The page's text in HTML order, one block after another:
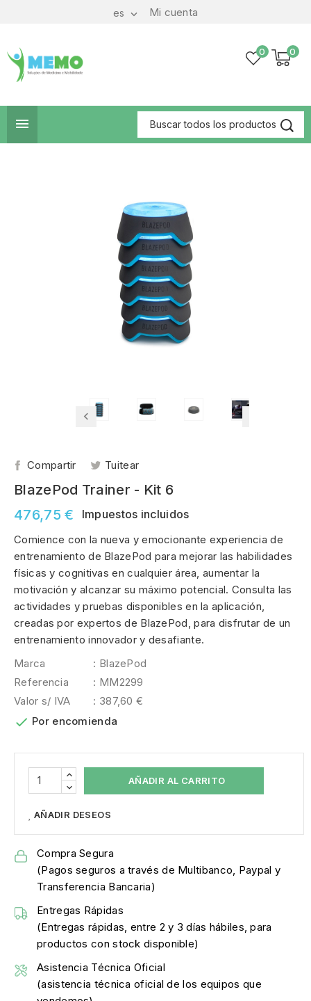
Mi cuenta
es 
0
0

Compartir Tuitear
BlazePod Trainer - Kit 6
476,75 €
Impuestos incluidos
Comience con la nueva y emocionante experiencia de
entrenamiento de BlazePod para mejorar las habilidades
físicas y cognitivas en cualquier área, aumentar la
motivación y alcanzar su máximo potencial. Consulta las
actividades y pruebas disponibles en la aplicación,
creadas por expertos de BlazePod, para disfrutar de un
entrenamiento innovador y desafiante.
Marca
: BlazePod
Referencia
: MM2299
Valor s/ IVA
: 387,60 €
 Por encomienda
AÑADIR AL CARRITO
AÑADIR DESEOS
Compra Segura
(Pagos seguros a través de Multibanco, Paypal y
Transferencia Bancaria)
Entregas Rápidas
(Entregas rápidas, entre 2 y 3 días hábiles, para
productos con stock disponible)
Asistencia Técnica Oficial
(asistencia técnica oficial de los equipos que